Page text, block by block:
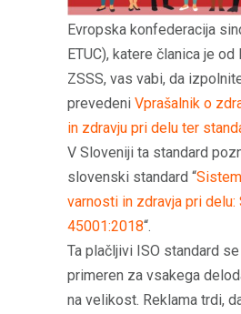
Evropska konfederacija
ETUC), katere članica je
ZSSS, vas vabi, da
prevedeni Vprašalnik o
in zdravju pri delu ter
V Sloveniji ta standard
slovenski standard “
varnosti in zdravja pri delu:
45001:2018“.
Ta plačljivi ISO standard
primeren za vsakega
na velikost. Reklama trdi,